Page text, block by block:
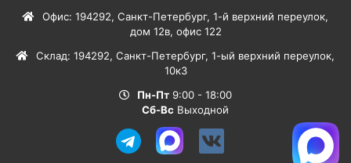
Офис: 194292, Санкт-Петербург, 1-й верхний переулок,
дом 12в, офис 122
Склад: 194292, Санкт-Петербург, 1-ый верхний переулок,
10к3
Пн-Пт 9:00 - 18:00
Сб-Вс Выходной